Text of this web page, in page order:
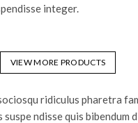
integer.
VIEW MORE PRODUCTS
ridiculus pharetra
suspe ndisse quis bibendum